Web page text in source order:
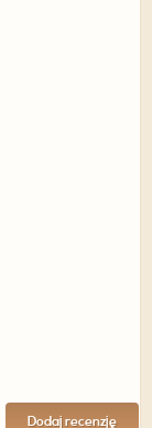
Dodaj recenzję